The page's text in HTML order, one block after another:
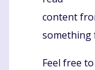
content
something
Feel free